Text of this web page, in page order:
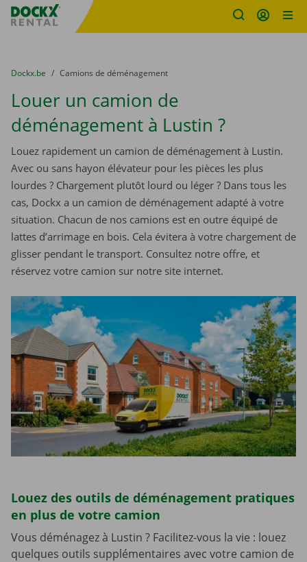
sitename
You are here:
du
Dockx.be to
Camions de déménagement
Louer un camion de
déménagement à Lustin ?
Louez rapidement un camion de déménagement à Lustin.
Avec ou sans hayon élévateur pour les pièces les plus
lourdes ? Chargement plutôt lourd ou léger ? Dans tous les
cas, Dockx a un camion de déménagement adapté à votre
situation. Chacun de nos camions est en outre équipé de
lattes d’arrimage en bois. Cela évitera à votre chargement de
glisser pendant le transport. Consultez notre offre, et
réservez votre camion sur notre site internet.
Louez des outils de déménagement pratiques
en plus de votre camion
Vous déménagez à Lustin ? Facilitez-vous la vie : louez
quelques outils supplémentaires avec votre camion de